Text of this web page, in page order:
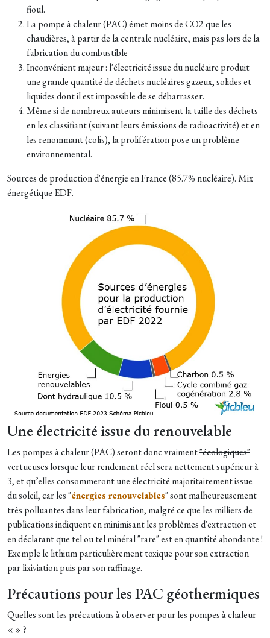
fioul.
La pompe à chaleur (PAC) émet moins de CO2 que les
chaudières, à partir de la centrale nucléaire, mais pas lors de la
fabrication du combustible
Inconvénient majeur : l'électricité issue du nucléaire produit
une grande quantité de déchets nucléaires gazeux, solides et
liquides dont il est impossible de se débarrasser.
Même si de nombreux auteurs minimisent la taille des déchets
en les classifiant (suivant leurs émissions de radioactivité) et en
les renommant (colis), la prolifération pose un problème
environnemental.
Sources de production d'énergie en France (85.7% nucléaire). Mix
énergétique EDF.
Une électricité issue du renouvelable
Les pompes à chaleur (PAC) seront donc vraiment"écologiques"
vertueuses lorsque leur rendement réel sera nettement supérieur à
3, et qu’elles consommeront une électricité majoritairement issue
du soleil, car les "énergies renouvelables" sont malheureusement
très polluantes dans leur fabrication, malgré ce que les milliers de
publications indiquent en minimisant les problèmes d'extraction et
en déclarant que tel ou tel minéral "rare" est en quantité abondante !
Exemple le lithium particulièrement toxique pour son extraction
par lixiviation puis par son raffinage.
Précautions pour les PAC géothermiques
Quelles sont les précautions à observer pour les pompes à chaleur
« » ?